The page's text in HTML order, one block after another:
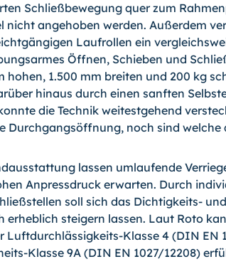
Schließbewegung quer zum
nicht angeho­ben werden. Außerdem
Laufrollen ein
Öffnen, Schieben und
hohen, 1.500 mm breiten und 200 kg
hinaus durch einen sanften
die Technik weitestgehend
Durchgangsöffnung, noch sind welche
lassen umlaufende
Anpressdruck erwarten. Durch
soll sich das Dichtigkeits-
erheblich steigern lassen. Laut Roto
Luftdurchlässigkeits-Klasse 4 (DIN EN
Klasse 9A (DIN EN 1027/12208)